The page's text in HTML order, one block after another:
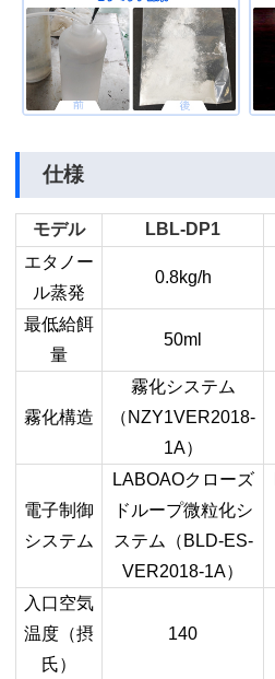
仕様
モデル LBL-DP1
エタノー
ル蒸発
0.8kg/h
最低給餌
量
50ml
霧化構造
霧化システム
（ NZY1VER2018-
1A）
電子制御
システム
LABOAOクローズ
ドループ微粒化シ
ステム（ BLD-ES-
VER2018-1A）
入口空気
温度（摂
氏）
140